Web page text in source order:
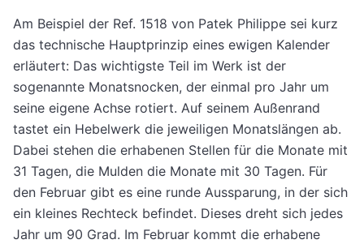
Am Beispiel der Ref. 1518 von Patek Philippe sei kurz
das technische Hauptprinzip eines ewigen Kalender
erläutert: Das wichtigste Teil im Werk ist der
sogenannte Monatsnocken, der einmal pro Jahr um
seine eigene Achse rotiert. Auf seinem Außenrand
tastet ein Hebelwerk die jeweiligen Monatslängen ab.
Dabei stehen die erhabenen Stellen für die Monate mit
31 Tagen, die Mulden die Monate mit 30 Tagen. Für
den Februar gibt es eine runde Aussparung, in der sich
ein kleines Rechteck befindet. Dieses dreht sich jedes
Jahr um 90 Grad. Im Februar kommt die erhabene